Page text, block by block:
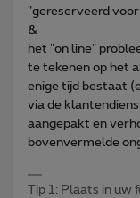
"gereserveerd
&
het "on line"
te tekenen op het
enige tijd bestaat
via de
aangepakt en
bovenvermelde
Tip 1: Plaats in uw